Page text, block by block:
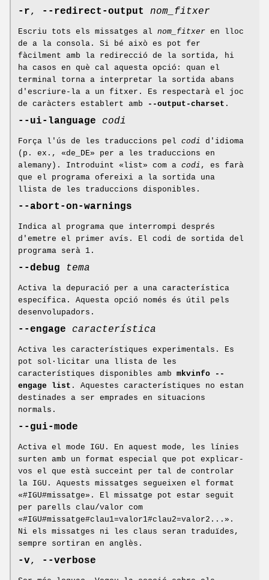
-r, --redirect-output nom_fitxer
Escriu tots els missatges al nom_fitxer en lloc
de a la consola. Si bé això es pot fer
fàcilment amb la redirecció de la sortida, hi
ha casos en què cal aquesta opció: quan el
terminal torna a interpretar la sortida abans
d'escriure-la a un fitxer. Es respectarà el joc
de caràcters establert amb
--output-charset .
--ui-language codi
Força l'ús de les traduccions pel codi d'idioma
(p. ex., «de_DE» per a les traduccions en
alemany). Introduint «list» com a codi , es farà
que el programa ofereixi a la sortida una
llista de les traduccions disponibles.
--abort-on-warnings
Indica al programa que interrompi després
d'emetre el primer avís. El codi de sortida del
programa serà 1.
--debug tema
Activa la depuració per a una característica
específica. Aquesta opció només és útil pels
desenvolupadors.
--engage característica
Activa les característiques experimentals. Es
pot sol⋅licitar una llista de les
característiques disponibles amb mkvinfo --
engage list . Aquestes característiques no estan
destinades a ser emprades en situacions
normals.
--gui-mode
Activa el mode IGU. En aquest mode, les línies
surten amb un format especial que pot explicar-
vos el que està succeint per tal de controlar
la IGU. Aquests missatges segueixen el format
«#IGU#missatge». El missatge pot estar seguit
per parells clau/valor com
«#IGU#missatge#clau1=valor1#clau2=valor2...».
Ni els missatges ni les claus seran traduïdes,
sempre sortiran en anglès.
-v, --verbose